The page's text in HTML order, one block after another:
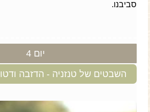
סביבנו.
השבטים של טנזניה - הדזבה
יום 4